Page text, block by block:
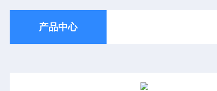
产品中心